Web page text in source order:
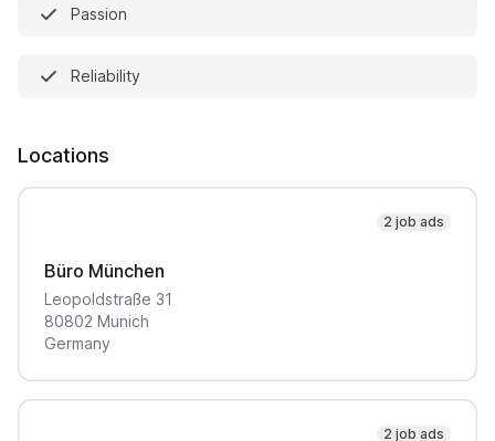
Passion
Reliability
Locations
2 job ads
Büro München
Leopoldstraße 31
80802 Munich
Germany
2 job ads